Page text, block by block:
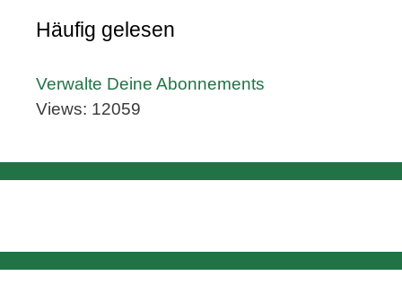
Häufig gelesen
Verwalte Deine Abonnements
Views: 12059